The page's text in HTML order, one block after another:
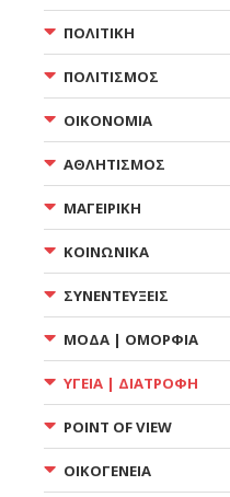
ΠΟΛΙΤΙΚΗ
ΠΟΛΙΤΙΣΜΟΣ
ΟΙΚΟΝΟΜΙΑ
ΑΘΛΗΤΙΣΜΟΣ
ΜΑΓΕΙΡΙΚΗ
ΚΟΙΝΩΝΙΚΑ
ΣΥΝΕΝΤΕΥΞΕΙΣ
ΜΟΔΑ | ΟΜΟΡΦΙΑ
ΥΓΕΙΑ | ΔΙΑΤΡΟΦΗ
POINT OF VIEW
ΟΙΚΟΓΕΝΕΙΑ